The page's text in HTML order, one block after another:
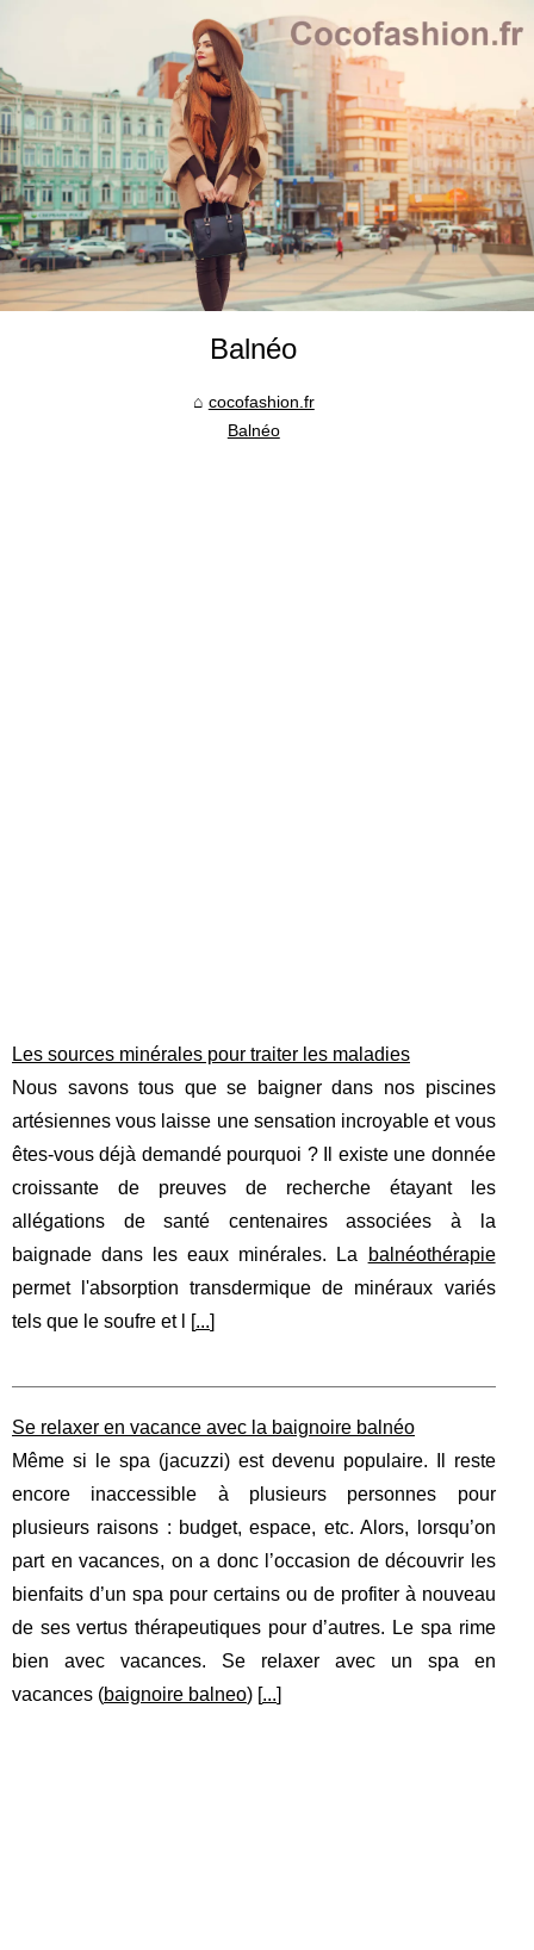
Balnéo
cocofashion.fr
Balnéo
Les sources minérales pour traiter les maladies
Nous savons tous que se baigner dans nos piscines
artésiennes vous laisse une sensation incroyable et vous
êtes-vous déjà demandé pourquoi ? Il existe une donnée
croissante de preuves de recherche étayant les
allégations de santé centenaires associées à la
baignade dans les eaux minérales. La
balnéothérapie
permet l'absorption transdermique de minéraux variés
tels que le soufre et l [...]
Se relaxer en vacance avec la baignoire balnéo
Même si le spa (jacuzzi) est devenu populaire. Il reste
encore inaccessible à plusieurs personnes pour
plusieurs raisons : budget, espace, etc. Alors, lorsqu’on
part en vacances, on a donc l’occasion de découvrir les
bienfaits d’un spa pour certains ou de profiter à nouveau
de ses vertus thérapeutiques pour d’autres. Le spa rime
bien avec vacances. Se relaxer avec un spa en
vacances (baignoire balneo) [...]